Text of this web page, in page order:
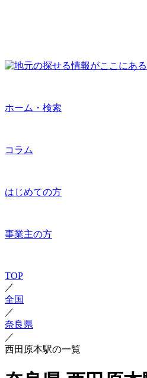
ホーム・検索
コラム
はじめての方
事業主の方
TOP
／
全国
／
奈良県
／
西田原本駅の一覧